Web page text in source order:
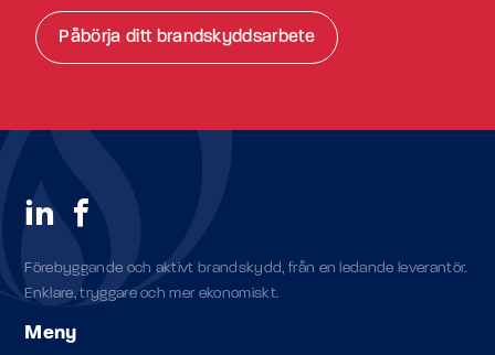
Påbörja ditt brandskyddsarbete
Förebyggande och aktivt brandskydd, från en ledande leverantör.
Enklare, tryggare och mer ekonomiskt.
Meny